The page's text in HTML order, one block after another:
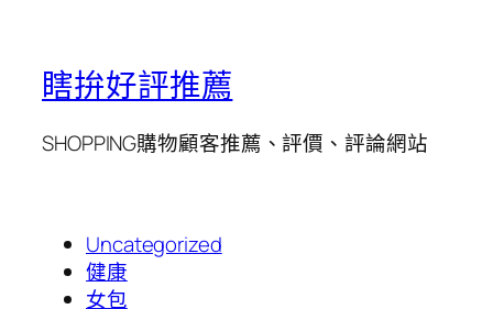
瞎拚好評推薦
SHOPPING購物顧客推薦、評價、評論網站
Uncategorized
健康
女包